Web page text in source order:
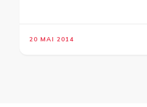
20 MAI 2014